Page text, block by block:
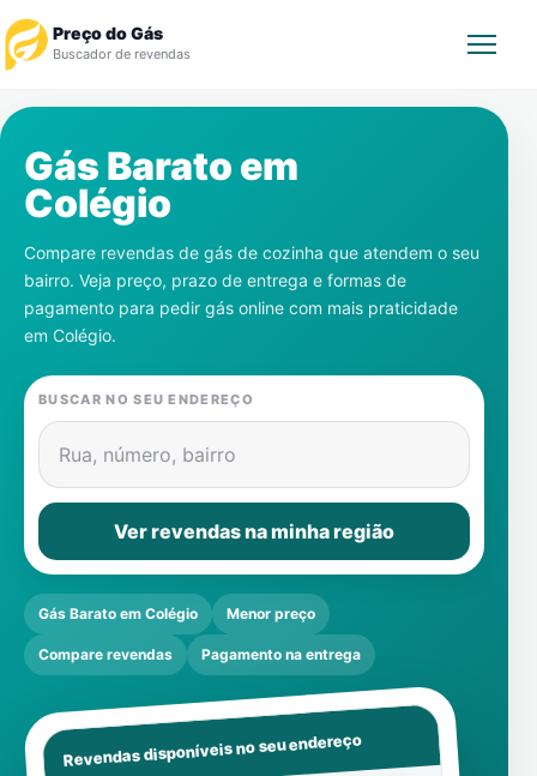
Preço do Gás
Buscador de revendas
Revendedor
Notícias
Cadastre-se
Gás
Contatos
Gás Barato em
Colégio
Compare revendas de gás de cozinha que atendem o seu
bairro. Veja preço, prazo de entrega e formas de
pagamento para pedir gás online com mais praticidade
em Colégio.
BUSCAR NO SEU ENDEREÇO
Rua, número, bairro
Ver revendas na minha região
Gás Barato em Colégio Menor preço
Compare revendas Pagamento na entrega
Revendas disponíveis no seu endereço